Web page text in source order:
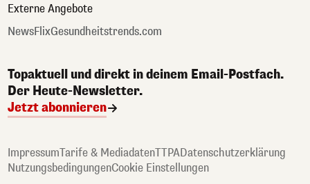
Externe Angebote
NewsFlixGesundheitstrends.com
Topaktuell und direkt in deinem Email-Postfach.
Der Heute-Newsletter.
Jetzt abonnieren
ImpressumTarife & MediadatenTTPADatenschutzerklärung
NutzungsbedingungenCookie Einstellungen